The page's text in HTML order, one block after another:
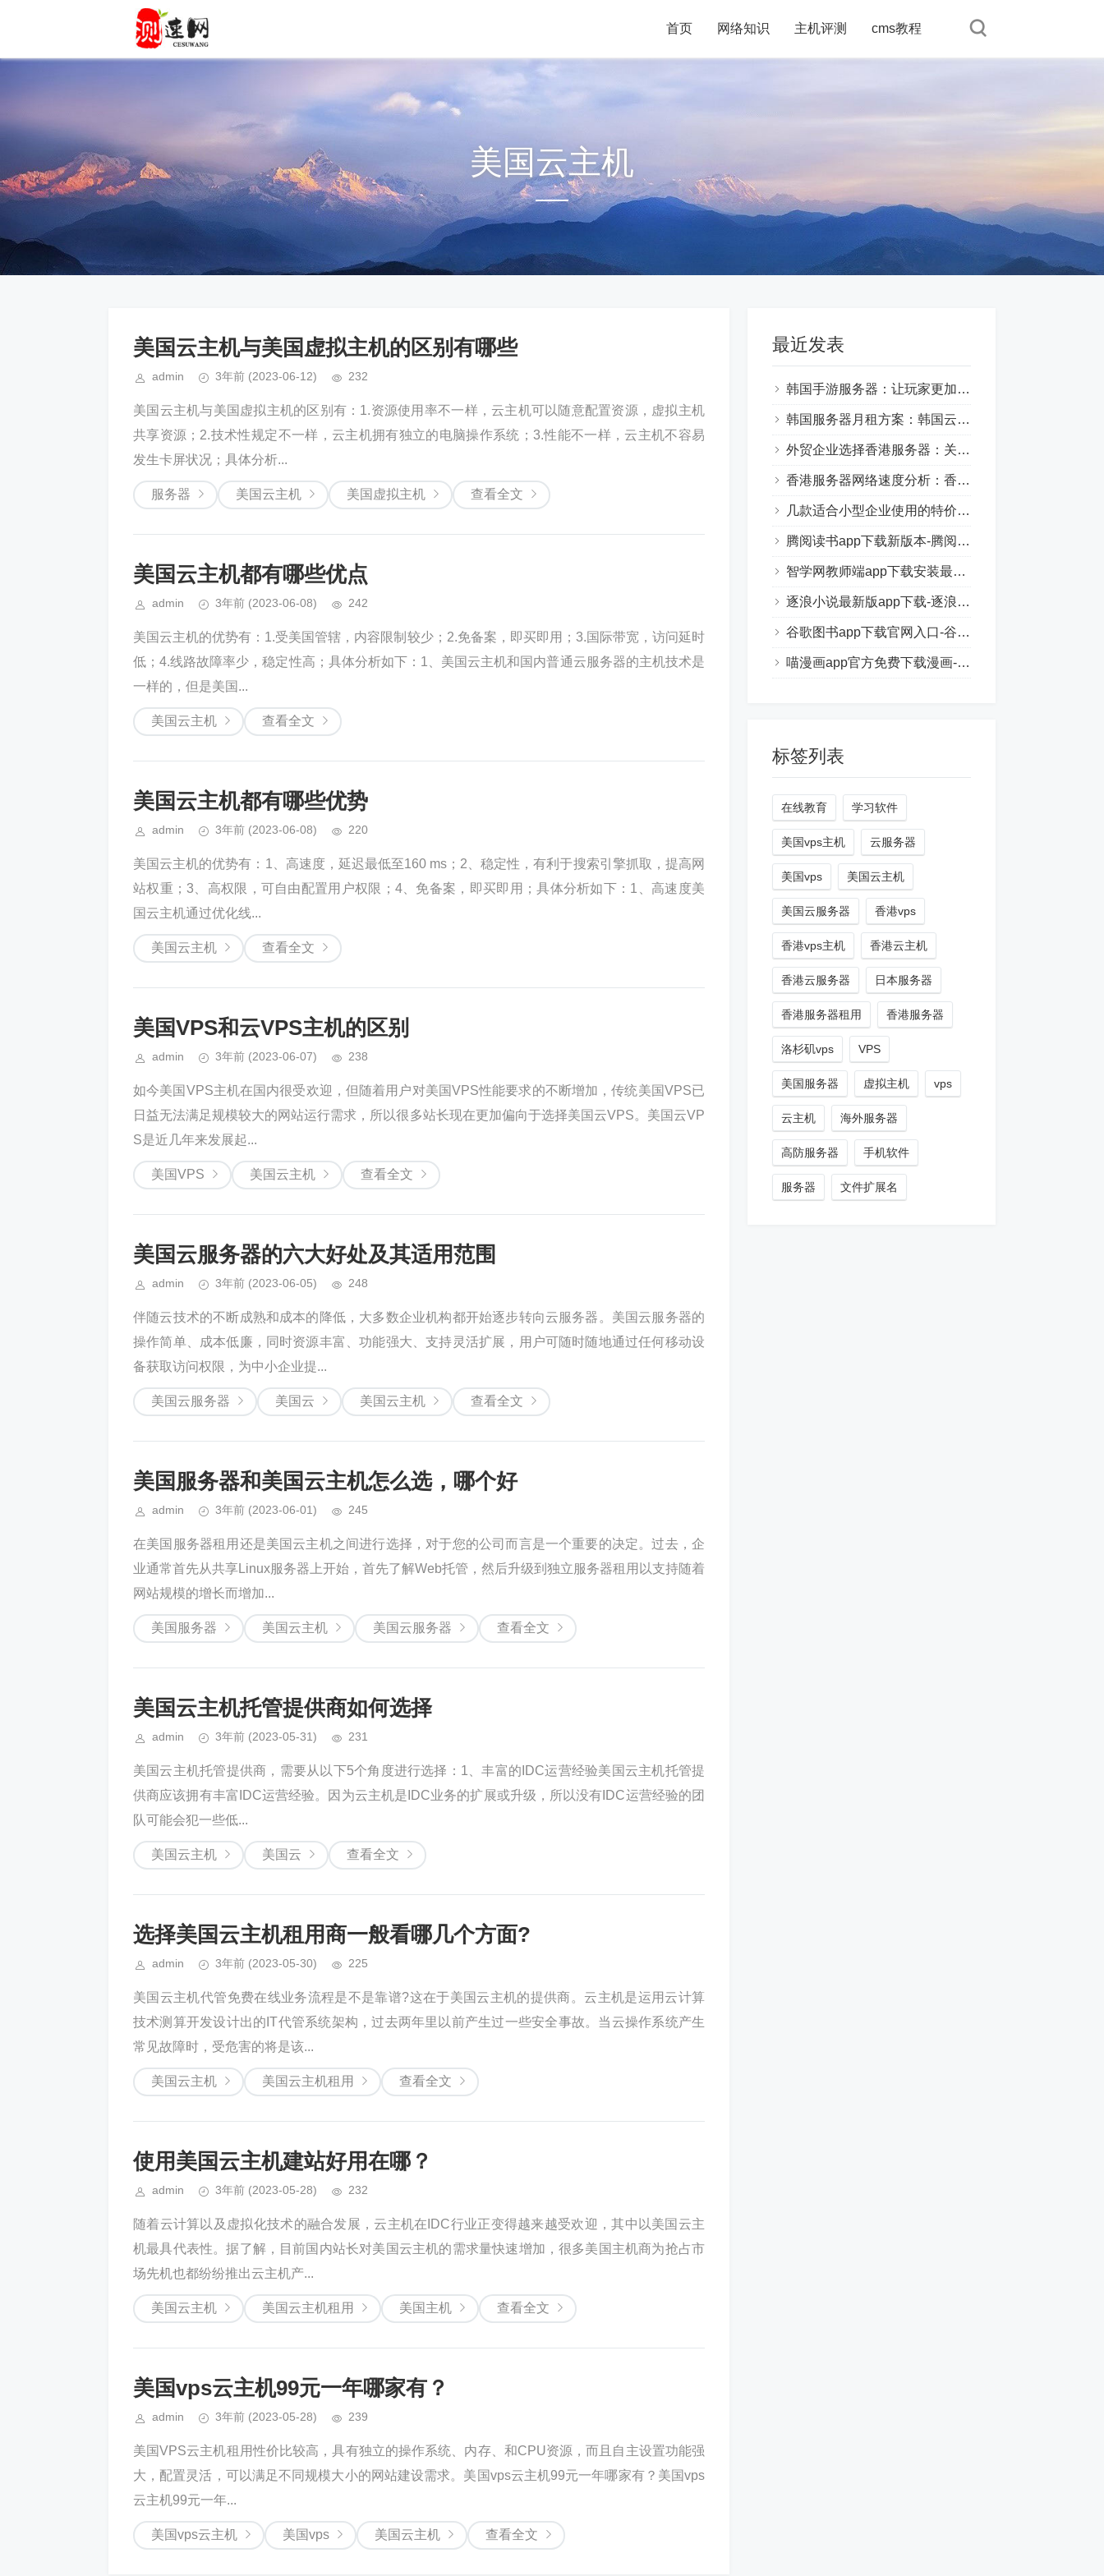
首页 网络知识 主机评测 cms教程
首页 网络知识 主机评测 cms教程
美国云主机
美国云主机与美国虚拟主机的区别有哪些
admin 3年前 (2023-06-12) 232
美国云主机与美国虚拟主机的区别有：1.资源使用率不一样，云主机可以随意配置资源，虚拟主机
共享资源；2.技术性规定不一样，云主机拥有独立的电脑操作系统；3.性能不一样，云主机不容易
发生卡屏状况；具体分析...
服务器 美国云主机 美国虚拟主机 查看全文
美国云主机都有哪些优点
admin 3年前 (2023-06-08) 242
美国云主机的优势有：1.受美国管辖，内容限制较少；2.免备案，即买即用；3.国际带宽，访问延时
低；4.线路故障率少，稳定性高；具体分析如下：1、美国云主机和国内普通云服务器的主机技术是
一样的，但是美国...
美国云主机 查看全文
美国云主机都有哪些优势
admin 3年前 (2023-06-08) 220
美国云主机的优势有：1、高速度，延迟最低至160 ms；2、稳定性，有利于搜索引擎抓取，提高网
站权重；3、高权限，可自由配置用户权限；4、免备案，即买即用；具体分析如下：1、高速度美
国云主机通过优化线...
美国云主机 查看全文
美国VPS和云VPS主机的区别
admin 3年前 (2023-06-07) 238
如今美国VPS主机在国内很受欢迎，但随着用户对美国VPS性能要求的不断增加，传统美国VPS已
日益无法满足规模较大的网站运行需求，所以很多站长现在更加偏向于选择美国云VPS。美国云VP
S是近几年来发展起...
美国VPS 美国云主机 查看全文
美国云服务器的六大好处及其适用范围
admin 3年前 (2023-06-05) 248
伴随云技术的不断成熟和成本的降低，大多数企业机构都开始逐步转向云服务器。美国云服务器的
操作简单、成本低廉，同时资源丰富、功能强大、支持灵活扩展，用户可随时随地通过任何移动设
备获取访问权限，为中小企业提...
美国云服务器 美国云 美国云主机 查看全文
美国服务器和美国云主机怎么选，哪个好
admin 3年前 (2023-06-01) 245
在美国服务器租用还是美国云主机之间进行选择，对于您的公司而言是一个重要的决定。过去，企
业通常首先从共享Linux服务器上开始，首先了解Web托管，然后升级到独立服务器租用以支持随着
网站规模的增长而增加...
美国服务器 美国云主机 美国云服务器 查看全文
美国云主机托管提供商如何选择
admin 3年前 (2023-05-31) 231
美国云主机托管提供商，需要从以下5个角度进行选择：1、丰富的IDC运营经验美国云主机托管提
供商应该拥有丰富IDC运营经验。因为云主机是IDC业务的扩展或升级，所以没有IDC运营经验的团
队可能会犯一些低...
美国云主机 美国云 查看全文
选择美国云主机租用商一般看哪几个方面?
admin 3年前 (2023-05-30) 225
美国云主机代管免费在线业务流程是不是靠谱?这在于美国云主机的提供商。云主机是运用云计算
技术测算开发设计出的IT代管系统架构，过去两年里以前产生过一些安全事故。当云操作系统产生
常见故障时，受危害的将是该...
美国云主机 美国云主机租用 查看全文
使用美国云主机建站好用在哪？
admin 3年前 (2023-05-28) 232
随着云计算以及虚拟化技术的融合发展，云主机在IDC行业正变得越来越受欢迎，其中以美国云主
机最具代表性。据了解，目前国内站长对美国云主机的需求量快速增加，很多美国主机商为抢占市
场先机也都纷纷推出云主机产...
美国云主机 美国云主机租用 美国主机 查看全文
美国vps云主机99元一年哪家有？
admin 3年前 (2023-05-28) 239
美国VPS云主机租用性价比较高，具有独立的操作系统、内存、和CPU资源，而且自主设置功能强
大，配置灵活，可以满足不同规模大小的网站建设需求。美国vps云主机99元一年哪家有？美国vps
云主机99元一年...
美国vps云主机 美国vps 美国云主机 查看全文
最近发表
韩国手游服务器：让玩家更加沉浸于游戏的世界中
韩国服务器月租方案：韩国云服务器价格与优势一览
外贸企业选择香港服务器：关键因素与技巧分享
香港服务器网络速度分析：香港云服务器真的慢吗？
几款适合小型企业使用的特价香港服务器配置推荐
腾阅读书app下载新版本-腾阅读书正式版安卓手机版下载
智学网教师端app下载安装最新版-智学网教师端手机版下载
逐浪小说最新版app下载-逐浪小说正式版免费手机下载安装
谷歌图书app下载官网入口-谷歌图书正版免费下载安装
喵漫画app官方免费下载漫画-喵漫画正式版在线阅读安卓下载
标签列表
在线教育 学习软件
美国vps主机 云服务器
美国vps 美国云主机
美国云服务器 香港vps
香港vps主机 香港云主机
香港云服务器 日本服务器
香港服务器租用 香港服务器
洛杉矶vps VPS
美国服务器 虚拟主机 vps
云主机 海外服务器
高防服务器 手机软件
服务器 文件扩展名